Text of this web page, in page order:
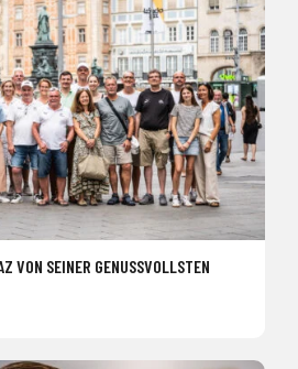
VON SEINER GENUSSVOLLSTEN